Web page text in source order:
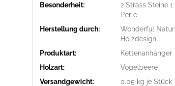
Besonderheit:
2 Strass Steine
Perle
Herstellung durch:
Wonderful
Holzdesign
Produktart:
Kettenanhänger
Holzart:
Vogelbeere
Versandgewicht:
0.05 kg je Stück